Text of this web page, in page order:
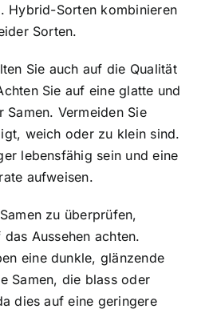
Hybrid-Sorten kombinieren
Sorten.
Sie auch auf die Qualität
Sie auf eine glatte und
Samen. Vermeiden Sie
weich oder zu klein sind.
lebensfähig sein und eine
aufweisen.
zu überprüfen,
Aussehen achten.
eine dunkle, glänzende
Samen, die blass oder
dies auf eine geringere